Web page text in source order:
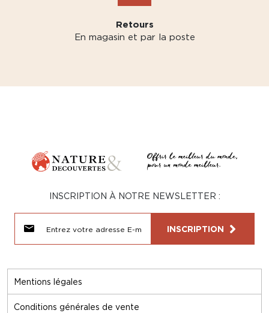
Retours
En magasin et par la poste
Mentions légales
Conditions générales de vente
INSCRIPTION À NOTRE NEWSLETTER :
INSCRIPTION